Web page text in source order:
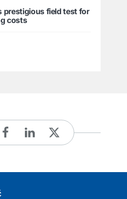
prestigious field test for
costs